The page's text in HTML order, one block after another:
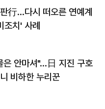
行…다시 떠오른 연예계
조치' 사례
은 안마셔"…日 지진 구호
비하한 누리꾼